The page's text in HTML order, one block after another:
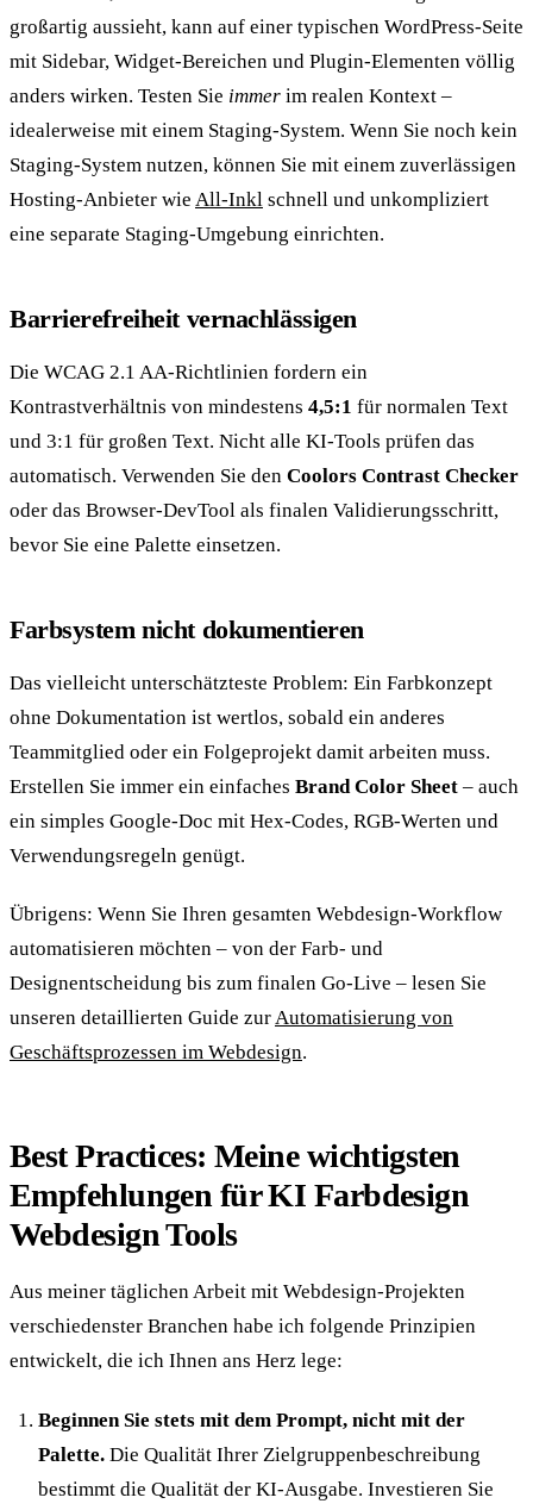
großartig aussieht, kann auf einer typischen WordPress-Seite
mit Sidebar, Widget-Bereichen und Plugin-Elementen völlig
anders wirken. Testen Sie immer im realen Kontext –
idealerweise mit einem Staging-System. Wenn Sie noch kein
Staging-System nutzen, können Sie mit einem zuverlässigen
Hosting-Anbieter wie All-Inkl schnell und unkompliziert
eine separate Staging-Umgebung einrichten.
Barrierefreiheit vernachlässigen
Die WCAG 2.1 AA-Richtlinien fordern ein
Kontrastverhältnis von mindestens 4,5:1 für normalen Text
und 3:1 für großen Text. Nicht alle KI-Tools prüfen das
automatisch. Verwenden Sie den Coolors Contrast Checker
oder das Browser-DevTool als finalen Validierungsschritt,
bevor Sie eine Palette einsetzen.
Farbsystem nicht dokumentieren
Das vielleicht unterschätzteste Problem: Ein Farbkonzept
ohne Dokumentation ist wertlos, sobald ein anderes
Teammitglied oder ein Folgeprojekt damit arbeiten muss.
Erstellen Sie immer ein einfaches Brand Color Sheet – auch
ein simples Google-Doc mit Hex-Codes, RGB-Werten und
Verwendungsregeln genügt.
Übrigens: Wenn Sie Ihren gesamten Webdesign-Workflow
automatisieren möchten – von der Farb- und
Designentscheidung bis zum finalen Go-Live – lesen Sie
unseren detaillierten Guide zurAutomatisierung von
Geschäftsprozessen im Webdesign.
Best Practices: Meine wichtigsten
Empfehlungen für KI Farbdesign
Webdesign Tools
Aus meiner täglichen Arbeit mit Webdesign-Projekten
verschiedenster Branchen habe ich folgende Prinzipien
entwickelt, die ich Ihnen ans Herz lege:
Beginnen Sie stets mit dem Prompt, nicht mit der
Palette.Die Qualität Ihrer Zielgruppenbeschreibung
bestimmt die Qualität der KI-Ausgabe. Investieren Sie